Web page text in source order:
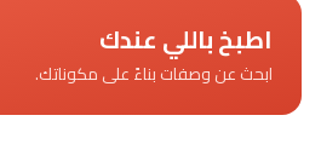
اطبخ باللي عندك
ابحث عن وصفات بناءً على مكوناتك.